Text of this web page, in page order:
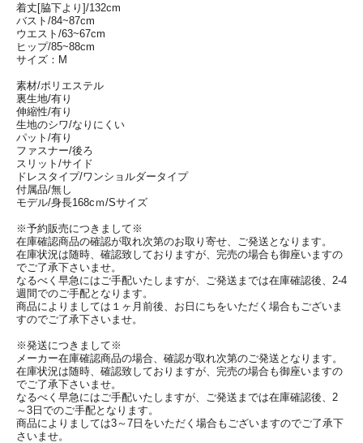
着丈[脇下より]/132cm
バスト/84~87cm
ウエスト/63~67cm
ヒップ/85~88cm
サイズ：M
素材/ポリエステル
裏生地/有り
伸縮性/有り
生地のシワ/なりにくい
パット/有り
ファスナー/後ろ
スリット/サイド
ドレスタイプ/ワンショルダータイプ
付属品/無し
モデル/身長168cｍ/Sサイズ
※予約販売につきまして※
在庫確認商品の確認が取れ次第のお取り寄せ、ご発送となります。
在庫状況は随時、確認致しておりますが、完売の場合も御座いますの
でご了承下さいませ。
なるべく早急にはご手配いたしますが、ご発送までは在庫確認後、2-4
週間でのご手配となります。
商品によりましては１ヶ月前後、お日にちをいただく場合もございま
すのでご了承下さいませ。
※発送につきまして※
メーカー在庫確認商品の場合、確認が取れ次第のご発送となります。
在庫状況は随時、確認致しておりますが、完売の場合も御座いますの
でご了承下さいませ。
なるべく早急にはご手配いたしますが、ご発送までは在庫確認後、2
～3日でのご手配となります。
商品によりましては3～7日をいただく場合もございますのでご了承下
さいませ。